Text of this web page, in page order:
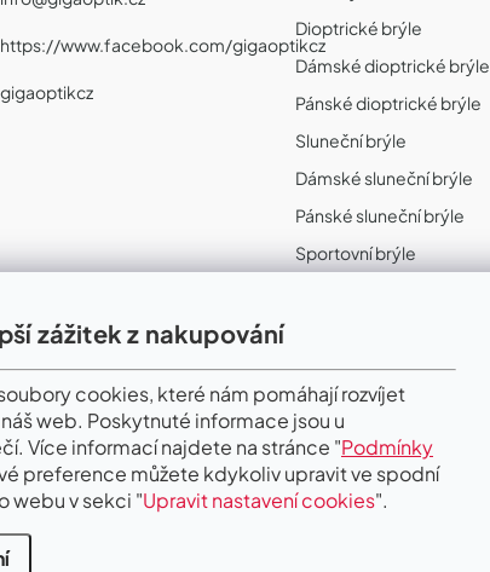
zážitek z nakupování
cookies, které nám pomáhají rozvíjet
web. Poskytnuté informace jsou u
Více informací najdete na stránce "Podmínky
preference můžete kdykoliv upravit ve spodní
webu v sekci "Upravit nastavení cookies".
https://www.facebook.com/gigaoptikcz
gigaoptikcz
Dioptrické brýle
Dámské dioptrické brýle
Pánské dioptrické brýle
Sluneční brýle
Dámské sluneční brýle
Pánské sluneční brýle
Sportovní brýle
II. Jakost